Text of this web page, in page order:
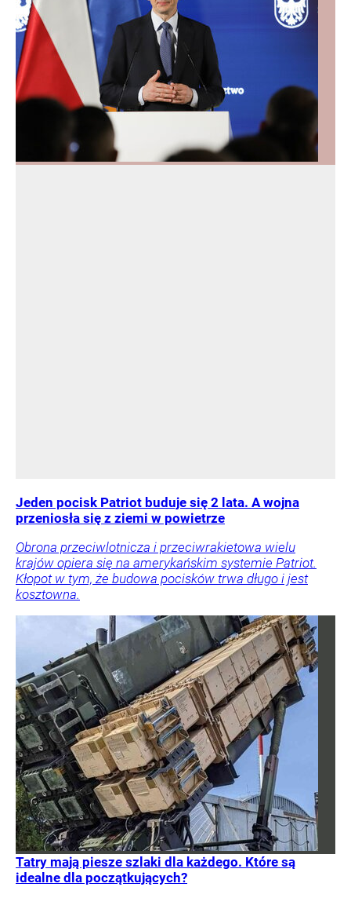
Jeden pocisk Patriot buduje się 2 lata. A wojna
przeniosła się z ziemi w powietrze
Obrona przeciwlotnicza i przeciwrakietowa wielu
krajów opiera się na amerykańskim systemie Patriot.
Kłopot w tym, że budowa pocisków trwa długo i jest
kosztowna.
Tatry mają piesze szlaki dla każdego. Które są
idealne dla początkujących?